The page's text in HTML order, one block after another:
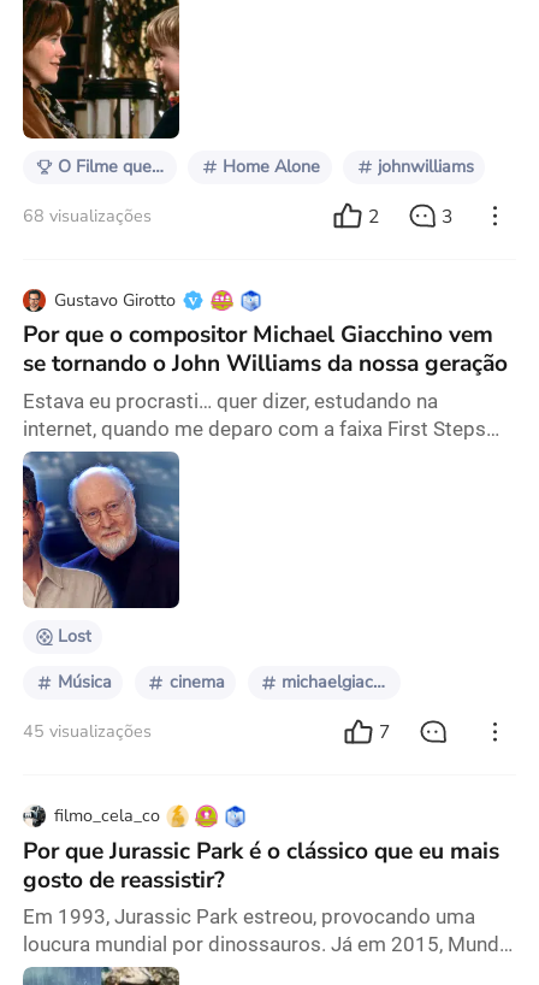
dezenas de filmes marcantes de Natal, mas o que há
nesse filme que o tornaria mais reassistido do que
muitos? A mensagem central não é tão diferente da
de outros filmes natalinos: uma pessoa que se vê
sozinha e percebe que só quer se sentir amada. Mas
O Filme que Assisto Todo Natal Home Alone johnwilliams
68 visualizações 2 3
Gustavo Girotto
Por que o compositor Michael Giacchino vem
se tornando o John Williams da nossa geração
Estava eu procrasti… quer dizer, estudando na
internet, quando me deparo com a faixa First Steps
Main Theme Extended da trilha sonora do novo filme
do Quarteto Fantástico, num vídeo do YouTube.
Cliquei na sugestão do algoritmo e ouvi,
entusiasmado, o tema otimista que vem sonorizando
todos os trailers do filme, em sua versão mais
comprida. Minha reação à faixa foi imediata: Michael
Lost
Música cinema michaelgiacchino
45 visualizações 7
filmo_cela_co
Por que Jurassic Park é o clássico que eu mais
gosto de reassistir?
Em 1993, Jurassic Park estreou, provocando uma
loucura mundial por dinossauros. Já em 2015, Mundo
Jurássico reacendeu a magia para o público que